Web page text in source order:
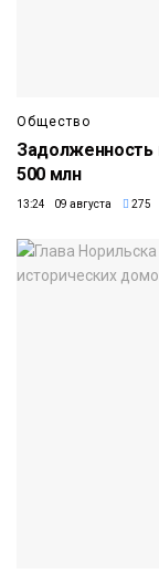
Общество
Задолженность
500 млн
13:24 09 августа 275